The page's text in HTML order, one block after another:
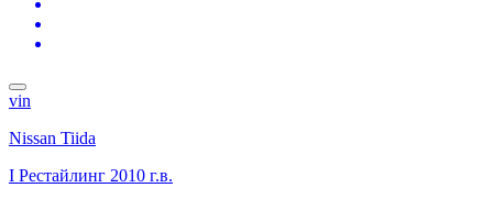
vin
Nissan Tiida
I Рестайлинг 2010 г.в.